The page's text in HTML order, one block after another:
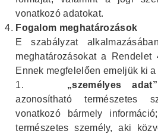
vonatkozó adatokat.
Fogalom meghatározások
E szabályzat
meghatározásokat a Rendelet
Ennek megfelelően emeljük ki
1.
„személyes adat”
azonosítható természetes
vonatkozó bármely
természetes személy, aki